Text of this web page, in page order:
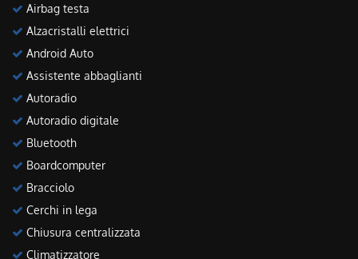
Airbag testa
Alzacristalli elettrici
Android Auto
Assistente abbaglianti
Autoradio
Autoradio digitale
Bluetooth
Boardcomputer
Bracciolo
Cerchi in lega
Chiusura centralizzata
Climatizzatore